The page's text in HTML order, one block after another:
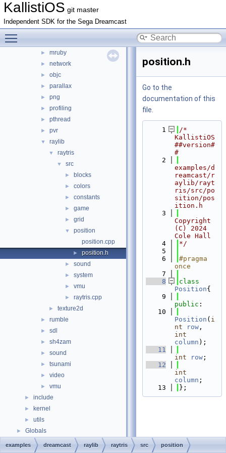
KallistiOS git master
Independent SDK for the Sega Dreamcast
► maple
► micropython
► mie
► mruby
► network
► objc
► parallax
► png
► profiling
► pthread
► pvr
▼ raylib
▼ raytris
▼ src
► blocks
► colors
► constants
► game
► grid
▼
position
position.cpp
► position.h
► sound
► system
► vmu
► raytris.cpp
► texture2d
► rumble
► sdl
► sh4zam
► sound
► tsunami
► video
► vmu
► include
► kernel
► utils
► Globals
position.h
Go to the
documentation of this
file.
    1
/*
KallistiOS
##version#
#
    2
examples/d
reamcast/r
aylib/rayt
ris/src/po
sition/pos
ition.h
    3
Copyright
(C) 2024
Cole Hall
    4
*/
    5
    6
#pragma
once
    7
    8
Position{
    9
public :
   10
Position ( i
nt
row
int
column );
   11
int
row ;
   12
int
column ;
   13
};
examples dreamcast raylib raytris src position